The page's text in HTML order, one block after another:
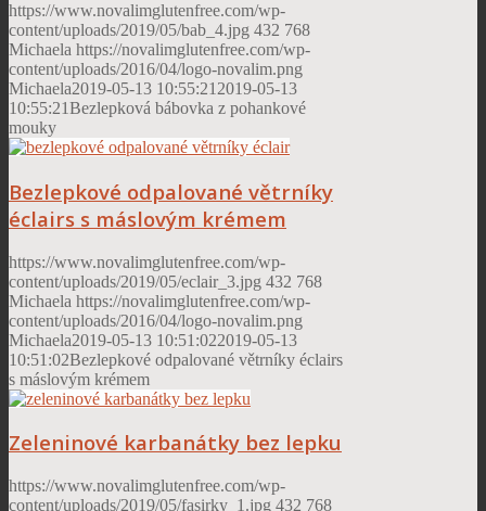
https://www.novalimglutenfree.com/wp-
content/uploads/2019/05/bab_4.jpg 432 768
Michaela https://novalimglutenfree.com/wp-
content/uploads/2016/04/logo-novalim.png
Michaela2019-05-13 10:55:21 2019-05-13
10:55:21Bezlepková bábovka z pohankové
mouky
Bezlepkové odpalované větrníky
éclairs s máslovým krémem
https://www.novalimglutenfree.com/wp-
content/uploads/2019/05/eclair_3.jpg 432 768
Michaela https://novalimglutenfree.com/wp-
content/uploads/2016/04/logo-novalim.png
Michaela2019-05-13 10:51:022019-05-13
10:51:02Bezlepkové odpalované větrníky éclairs
s máslovým krémem
Zeleninové karbanátky bez lepku
https://www.novalimglutenfree.com/wp-
content/uploads/2019/05/fasirky_1.jpg 432 768